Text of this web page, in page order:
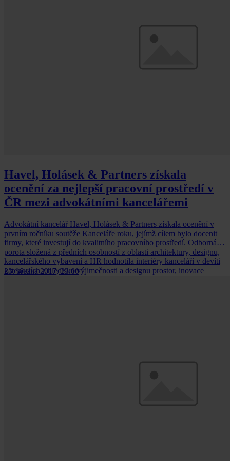
Havel, Holásek & Partners získala
ocenění za nejlepší pracovní prostředí v
ČR mezi advokátními kancelářemi
Advokátní kancelář Havel, Holásek & Partners získala ocenění v
prvním ročníku soutěže Kanceláře roku, jejímž cílem bylo docenit
firmy, které investují do kvalitního pracovního prostředí. Odborná
porota složená z předních osobností z oblasti architektury, designu,
kancelářského vybavení a HR hodnotila interiéry kanceláří v devíti
kategoriích z hlediska výjimečnosti a designu prostor, inovace
23. března 2017, 23:00